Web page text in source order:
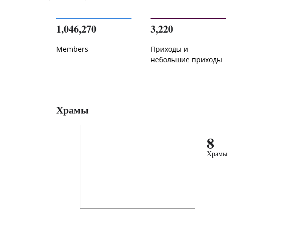
1,046,270
Members
3,220
Приходы и
небольшие приходы
Храмы
8
Храмы